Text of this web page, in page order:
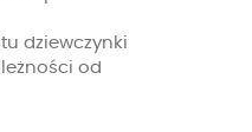
dziewczynki
od